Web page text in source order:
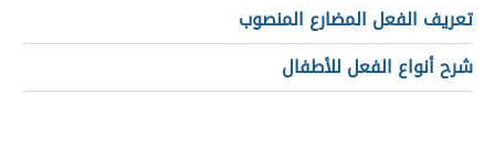
تعريف الفعل المضارع المنصوب
شرح أنواع الفعل للأطفال